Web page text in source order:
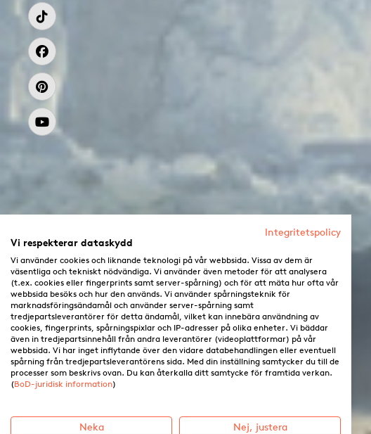
Integritetspolicy
Vi respekterar dataskydd
Vi använder cookies och liknande teknologi på vår webbsida. Vissa av dem är
väsentliga och tekniskt nödvändiga. Vi använder även metoder för att analysera
(t.ex. cookies eller fingerprints samt server-spårning) och för att mäta hur ofta vår
webbsida besöks och hur den används. Vi använder spårningsteknik för
marknadsföringsändamål och använder server-spårning samt
tredjepartsleverantörer för detta ändamål, vilket kan innebära användning av
cookies, fingerprints, spårningspixlar och IP-adresser på olika enheter. Vi bäddar
även in tredjepartsinnehåll från andra leverantörer (videoplattformar) på vår
webbsida. Vi har inget inflytande över den vidare databehandlingen eller eventuell
spårning från tredjepartsleverantörens sida. Med din inställning samtycker du till de
processer som beskrivs ovan. Du kan återkalla ditt samtycke för framtida verkan.
(BoD-juridisk information)
Neka Nej, justera